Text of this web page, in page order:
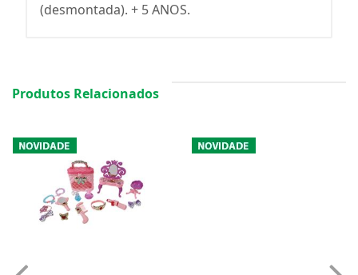
(desmontada). + 5 ANOS.
Produtos Relacionados